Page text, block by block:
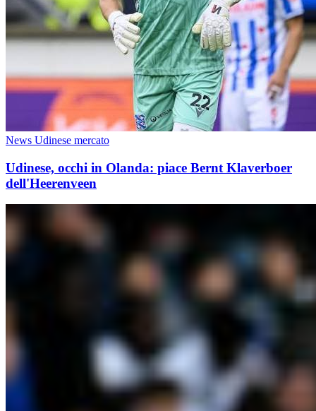
News Udinese mercato
Udinese, occhi in Olanda: piace Bernt Klaverboer
dell'Heerenveen